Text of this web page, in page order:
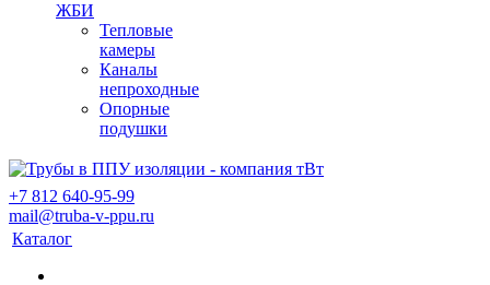
ЖБИ
Тепловые
камеры
Каналы
непроходные
Опорные
подушки
+7 812 640-95-99
mail@truba-v-ppu.ru
Каталог